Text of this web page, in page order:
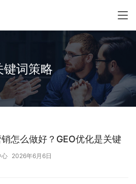
键词策略
怎么做好？GEO优化是关键
心 2026年6月6日